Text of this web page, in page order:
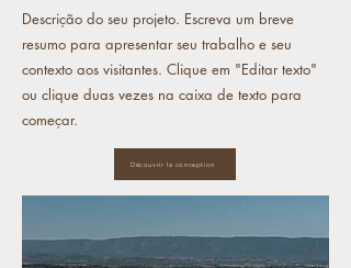
Descrição do seu projeto. Escreva um breve
resumo para apresentar seu trabalho e seu
contexto aos visitantes. Clique em "Editar texto"
ou clique duas vezes na caixa de texto para
começar.
Découvrir la conception